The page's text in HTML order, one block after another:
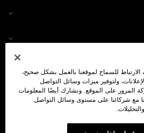
للسماح لموقعنا بالعمل بشكل صحيح،
ولتوفير ميزات وسائل التواصل
المرور على الموقع. ونشارك أيضًا المعلومات
مع شركائنا على مستوى وسائل التواصل